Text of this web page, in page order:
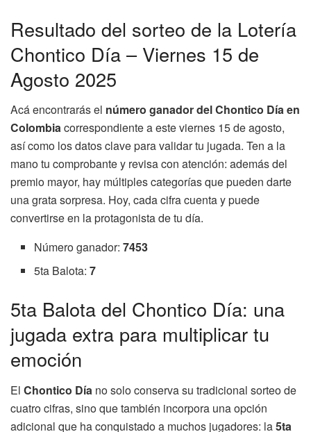
Resultado del sorteo de la Lotería
Chontico Día – Viernes 15 de
Agosto 2025
Acá encontrarás el número ganador del Chontico Día en
Colombiacorrespondiente a este viernes 15 de agosto,
así como los datos clave para validar tu jugada. Ten a la
mano tu comprobante y revisa con atención: además del
premio mayor, hay múltiples categorías que pueden darte
una grata sorpresa. Hoy, cada cifra cuenta y puede
convertirse en la protagonista de tu día.
Número ganador:7453
5ta Balota:7
5ta Balota del Chontico Día: una
jugada extra para multiplicar tu
emoción
El Chontico Día no solo conserva su tradicional sorteo de
cuatro cifras, sino que también incorpora una opción
adicional que ha conquistado a muchos jugadores: la5ta